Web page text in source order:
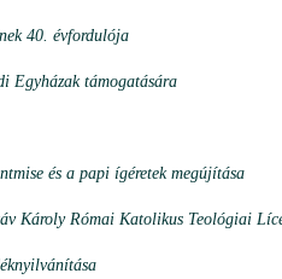
40. évfordulója
Egyházak támogatására
és a papi ígéretek megújítása
Károly Római Katolikus Teológiai